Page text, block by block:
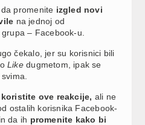
promenite izgled novi
na jednoj od
– Facebook-u.
čekalo, jer su korisnici bili
Likedugmetom, ipak se
ove reakcije, ali ne
ostalih korisnika Facebook-
da ih promenite kako bi